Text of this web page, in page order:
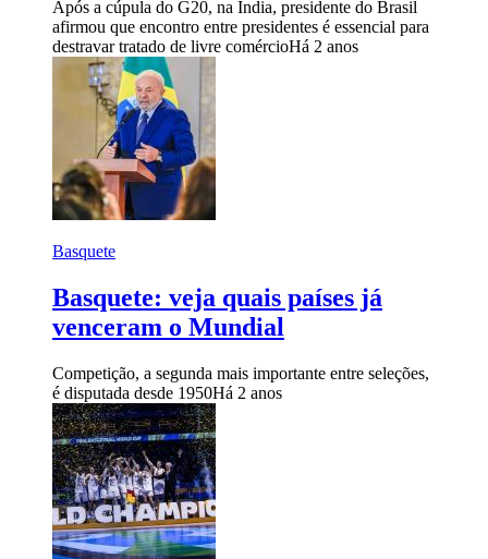
Após a cúpula do G20, na Índia, presidente do Brasil
afirmou que encontro entre presidentes é essencial para
destravar tratado de livre comércioHá 2 anos
Basquete
Basquete: veja quais países já
venceram o Mundial
Competição, a segunda mais importante entre seleções,
é disputada desde 1950Há 2 anos